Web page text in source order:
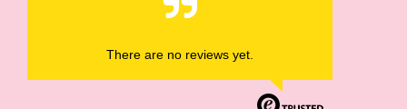
There are no reviews yet.